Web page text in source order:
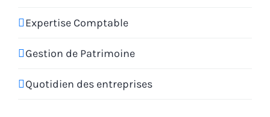
Expertise Comptable
Gestion de Patrimoine
Quotidien des entreprises